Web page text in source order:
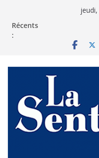
Récents
: